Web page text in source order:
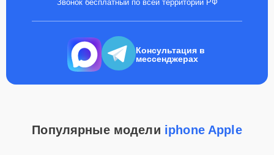
Звонок бесплатный по всей территории РФ
Консультация в
мессенджерах
Популярные модели iphone Apple